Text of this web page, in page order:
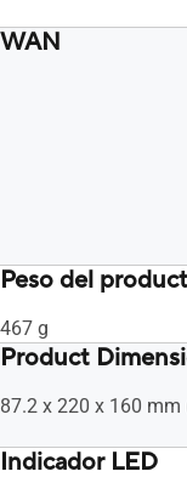
WAN
Peso del
467 g
Product
87.2 x 220 x 160 mm
Indicador LED